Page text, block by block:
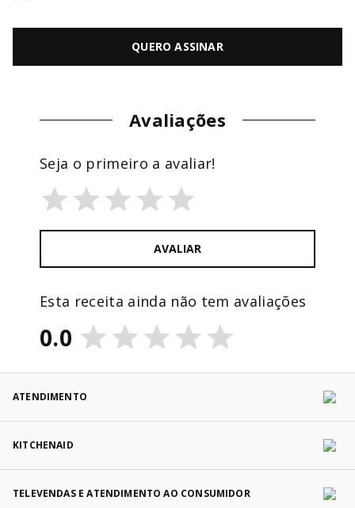
QUERO ASSINAR
Avaliações
Esta receita ainda não tem avaliações
0.0
Seja o primeiro a avaliar!
AVALIAR
ATENDIMENTO
KITCHENAID
TELEVENDAS E ATENDIMENTO AO CONSUMIDOR